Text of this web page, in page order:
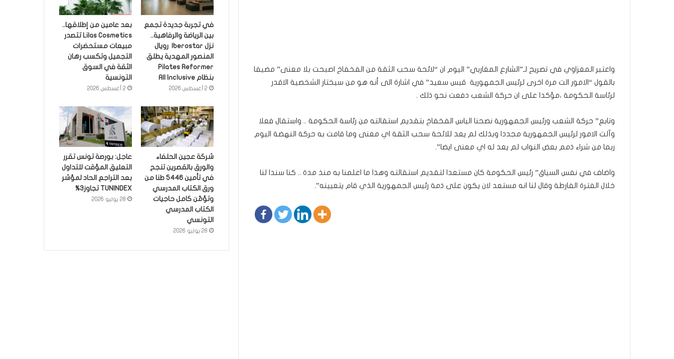
واعتبر المغزاوي في تصريح لـ”الشارع المغاربي” اليوم ان “لائحة سحب الثقة من الفخفاخ اصبحت بلا معنى” مضيفا
بالقول “الامور الت مرة اخرى لرئيس الجمهورية قيس سعيد” في اشارة الى أنه هو من سيختار الشخصية الاقدر
لرئاسة الحكومة ،مؤكدا على ان حركة الشعب دفعت نحو ذلك .
وتابع” حركة الشعب ورئيس الجمهورية نصحنا الياس الفخفاخ بتقديم استقالته من رئاسة الحكومة .. واستقال فعلا
وآلت الامور لرئيس الجمهورية مجددا وبذلك لم يعد للائحة سحب الثقة اي معنى وما قامت به حركة النهضة اليوم
ربما من شراء ذمم بعض النواب لم يعد له اي معنى ايضا”.
واضاف في نفس السياق” رئيس الحكومة كان مستعدا لتقديم استقالته وهذا ما اعلمنا به منذ مدة .. كنا سندا لنا
خلال الفترة الفارطة وقال لنا انه مستعد لان يكون على ذمة رئيس الجمهورية الذي قام يتعيينه”.
في تجربة جديدة تجمع
بين الرياضة والرفاهية..
نزل Iberostar رويال
المنصور المهدية يطلق
Pilates Reformer
بنظام All Inclusive
2 أغسطس 2026
بعد عامين من إطلاقها..
Lilas Cosmetics تتصدر
مبيعات مستحضرات
التجميل وتكسب رهان
الثقة في السوق
التونسية
2 أغسطس 2026
شركة عجين الحلفاء
والورق بالقصرين تنجح
في تأمين 5446 طنا من
ورق الكتاب المدرسي
وتؤمّن كامل حاجيات
الكتاب المدرسي
التونسي
28 يوليو 2026
عاجل: بورصة تونس تقرر
التعليق المؤقت للتداول
بعد التراجع الحاد لمؤشر
TUNINDEX تجاوز3%
28 يوليو 2026